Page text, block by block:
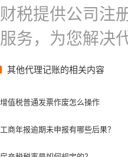
财税提供公司注
服务，为您解决
其他代理记账的相关内容
增值税普通发票作废怎么操作
工商年报逾期未申报有哪些后果？